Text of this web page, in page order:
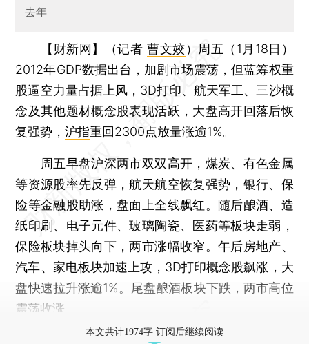
去年
【财新网】（记者曹文姣） 周五（1月18日）
2012年GDP数据出台，加剧市场震荡，但蓝筹权重
股逼空力量占据上风，3D打印、航天军工、三沙概
念及其他题材概念股表现活跃，大盘高开回落后恢
复强势，沪指重回2300点放量涨逾1%。
周五早盘沪深两市双双高开，煤炭、有色金属
等资源股率先反弹，航天航空恢复强势，银行、保
险等金融股助涨，盘面上全线飘红。随后酿酒、造
纸印刷、电子元件、玻璃陶瓷、医药等板块走弱，
保险板块掉头向下，两市涨幅收窄。午后房地产、
汽车、家电板块加速上攻，3D打印概念股飙涨，大
盘快速拉升涨逾1%。尾盘酿酒板块下跌，两市高位
震荡收涨。
本文共计1974字 订阅后继续阅读